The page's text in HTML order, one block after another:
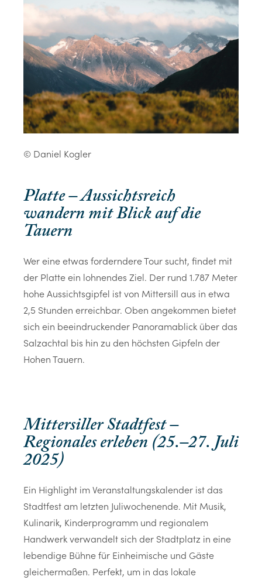
© Daniel Kogler
Platte – Aussichtsreich
wandern mit Blick auf die
Tauern
Wer eine etwas forderndere Tour sucht, findet mit
der Platte ein lohnendes Ziel. Der rund 1.787 Meter
hohe Aussichtsgipfel ist von Mittersill aus in etwa
2,5 Stunden erreichbar. Oben angekommen bietet
sich ein beeindruckender Panoramablick über das
Salzachtal bis hin zu den höchsten Gipfeln der
Hohen Tauern.
Mittersiller Stadtfest –
Regionales erleben (25.–27. Juli
2025)
Ein Highlight im Veranstaltungskalender ist das
Stadtfest am letzten Juliwochenende. Mit Musik,
Kulinarik, Kinderprogramm und regionalem
Handwerk verwandelt sich der Stadtplatz in eine
lebendige Bühne für Einheimische und Gäste
gleichermaßen. Perfekt, um in das lokale